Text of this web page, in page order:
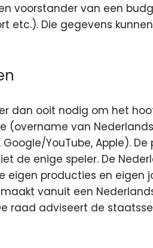
voorstander van een
etc.). Die gegevens
dan ooit nodig om het
(overname van
YouTube, Apple).
de enige speler. De
eigen producties en eigen
vanuit een
raad adviseert de